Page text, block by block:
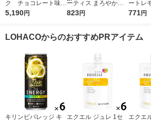
ク チョコレート味
1セット（30箱） 大
5,190円
ーティス まろやかり
んご酢ドリンク 1000
酢
823円
ートレ
（6本入
771円
LOHACOからのおすすめPRアイテム
キリンビバレッジ キ
エクエル ジュレ 1セ
エクエ